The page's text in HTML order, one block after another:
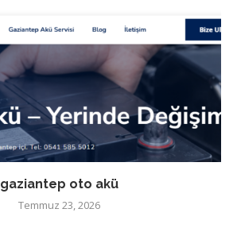
gaziantep oto akü
Temmuz 23, 2026